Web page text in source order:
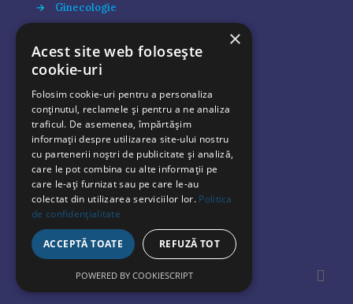
→
Ginecologie
→
Blog
Prevenim, tratăm, prețuim sănătatea
Vrei să îți faci o programare?
Vrei să iți faci o consultație online ?
×
Acest site web folosește
cookie-uri
Folosim cookie-uri pentru a personaliza
conținutul, reclamele și pentru a ne analiza
traficul. De asemenea, împărtășim
informații despre utilizarea site-ului nostru
cu partenerii noștri de publicitate și analiză,
care le pot combina cu alte informații pe
care le-ați furnizat sau pe care le-au
colectat din utilizarea serviciilor lor. Politica
de confidențialitate
ACCEPTĂ TOATE REFUZĂ TOT
POWERED BY COOKIESCRIPT